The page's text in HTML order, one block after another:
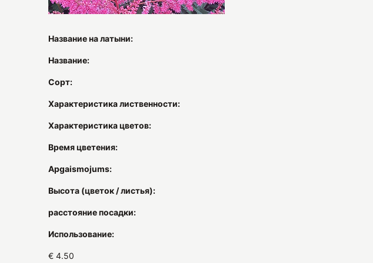
Название на латыни:
Название:
Сорт:
Характеристика лиственности:
Характеристика цветов:
Время цветения:
Apgaismojums:
Высота (цветок / листья):
расстояние посадки:
Использование:
€ 4.50